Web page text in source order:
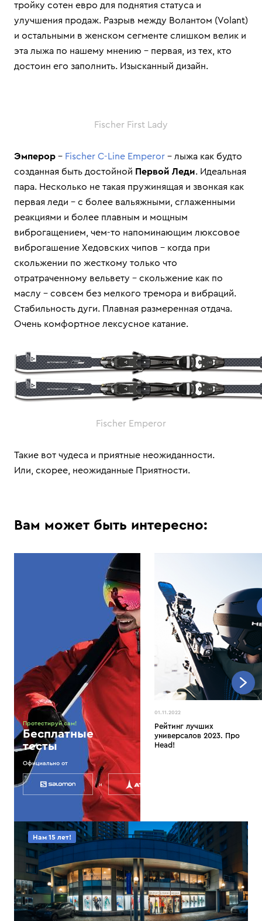
тройку сотен евро для поднятия статуса и
улучшения продаж. Разрыв между Волантом (Volant)
и остальными в женском сегменте слишком велик и
эта лыжа по нашему мнению – первая, из тех, кто
достоин его заполнить. Изысканный дизайн.
Fischer First Lady
Эмперор – Fischer С-Line Emperor – лыжа как будто
созданная быть достойной Первой Леди. Идеальная
пара. Несколько не такая пружинящая и звонкая как
первая леди – с более вальяжными, сглаженными
реакциями и более плавным и мощным
виброгащением, чем-то напоминающим люксовое
виброгашение Хедовских чипов – когда при
скольжении по жесткому только что
отратраченному вельвету – скольжение как по
маслу – совсем без мелкого тремора и вибраций.
Стабильность дуги. Плавная размеренная отдача.
Очень комфортное лексусное катание.
Fischer Emperor
Такие вот чудеса и приятные неожиданности.
Или, скорее, неожиданные Приятности.
Вам может быть интересно:
Протестируй сам!
Бесплатные
тесты
Официально от
и
01.11.2022
Рейтинг лучших
универсалов 2023. Про
Head!
Нам 15 лет!